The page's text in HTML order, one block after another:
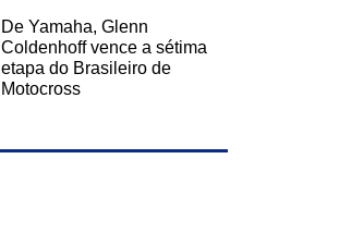
De Yamaha, Glenn
Coldenhoff vence a sétima
etapa do Brasileiro de
Motocross